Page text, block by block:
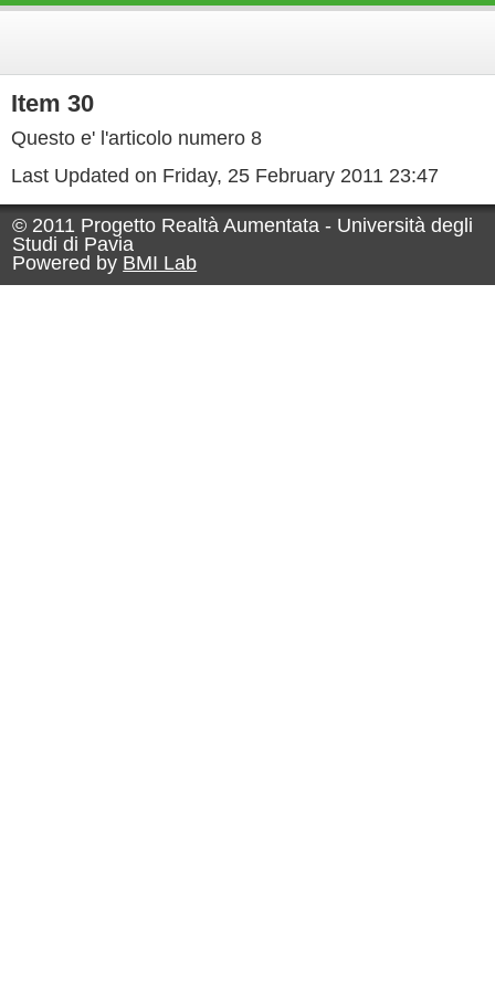
Item 30
Questo e' l'articolo numero 8
Last Updated on Friday, 25 February 2011 23:47
© 2011 Progetto Realtà Aumentata - Università degli
Studi di Pavia
Powered by BMI Lab